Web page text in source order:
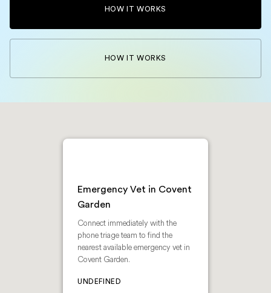
HOW IT WORKS
HOW IT WORKS
Emergency Vet in Covent
Garden
Connect immediately with the
phone triage team to find the
nearest available emergency vet in
Covent Garden.
UNDEFINED